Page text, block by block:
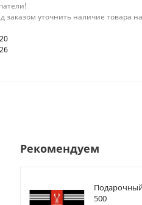
заказом уточнить наличие товара
Рекомендуем
500